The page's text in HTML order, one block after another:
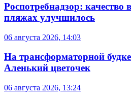
Роспотребнадзор: качество
пляжах улучшилось
06 августа 2026, 14:03
На трансформаторной
Аленький цветочек
06 августа 2026, 13:24